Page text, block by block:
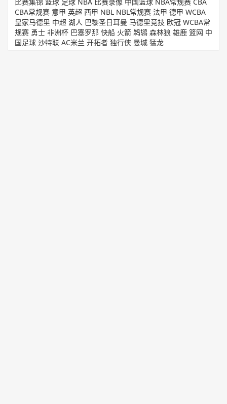
CBA常规赛 意甲 英超 西甲 NBL NBL常规赛 法甲 德甲 WCBA
皇家马德里 中超 湖人 巴黎圣日耳曼 马德里竞技 欧冠 WCBA常
规赛 勇士 非洲杯 巴塞罗那 快船 火箭 鹈鹕 森林狼 雄鹿 篮网 中
国足球 沙特联 AC米兰 开拓者 独行侠 曼城 猛龙